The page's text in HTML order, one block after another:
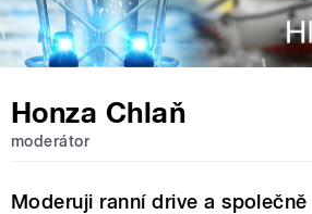
Honza Chlaň
moderátor
Moderuji ranní drive a